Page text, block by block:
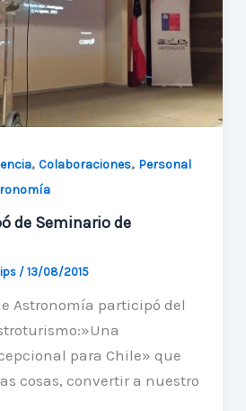
, Colaboraciones, Personal
de Seminario de
/ 13/08/2015
Astronomía participó del
para Chile» que
cosas, convertir a nuestro